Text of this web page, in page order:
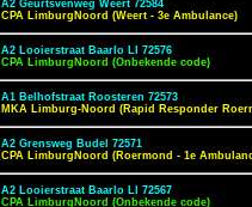
A2 Geurtsvenweg Weert 72584
CPA LimburgNoord (Weert - 3e Ambulance)
A2 Looierstraat Baarlo LI 72576
CPA LimburgNoord (Onbekende code)
A1 Belhofstraat Roosteren 72573
MKA Limburg-Noord (Rapid Responder
A2 Grensweg Budel 72571
CPA LimburgNoord (Roermond - 1e
A2 Looierstraat Baarlo LI 72567
CPA LimburgNoord (Onbekende code)